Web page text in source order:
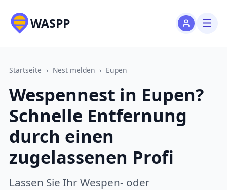
WASPP
Startseite › Nest melden › Eupen
Wespennest in Eupen?
Schnelle Entfernung
durch einen
zugelassenen Profi
Lassen Sie Ihr Wespen- oder